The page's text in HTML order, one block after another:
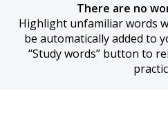
There are no
Highlight unfamiliar words
be automatically added to
“Study words” button to